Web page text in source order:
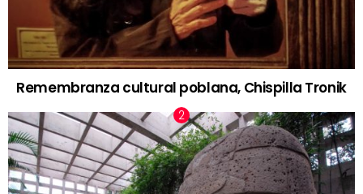
Remembranza cultural poblana, Chispilla Tronik